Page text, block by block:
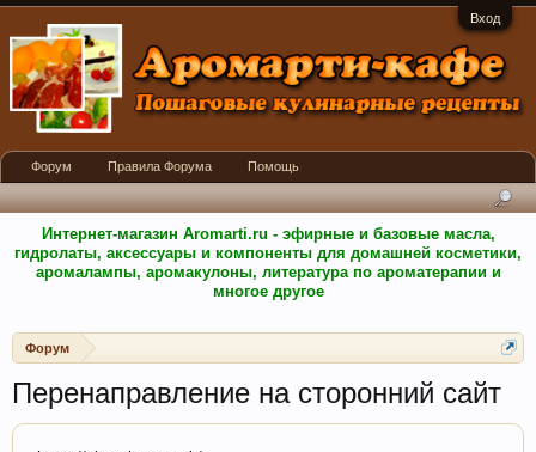
Вход
Интернет-магазин Aromarti.ru - эфирные и базовые масла,
гидролаты, аксессуары и компоненты для домашней косметики,
аромалампы, аромакулоны, литература по ароматерапии и
многое другое
Форум
Перенаправление на сторонний сайт
Форум Правила Форума Помощь